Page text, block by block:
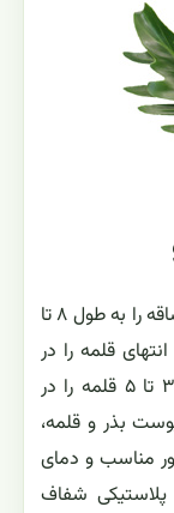
برای تکثیر شما می توانید قلمه ای انتهایی ساقه را به طول ۸ تا
قلمه را در
پودر هورمون ریشه زایی فرو برده و یا هر ۳ تا ۵ قلمه را در
حاوی کمپوست بذر و قلمه،
مناسب و دمای
پلاستیکی شفاف